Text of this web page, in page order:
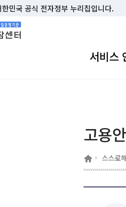
민국 공식 전자정부 누리집입니다.
기관 고객상담센터
서비스
고용
홈 스스로